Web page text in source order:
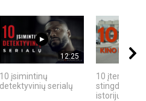
12:25
10 įsimintinų
detektyvinių serialų
10 įtemptų,
stingdančių
istorijų